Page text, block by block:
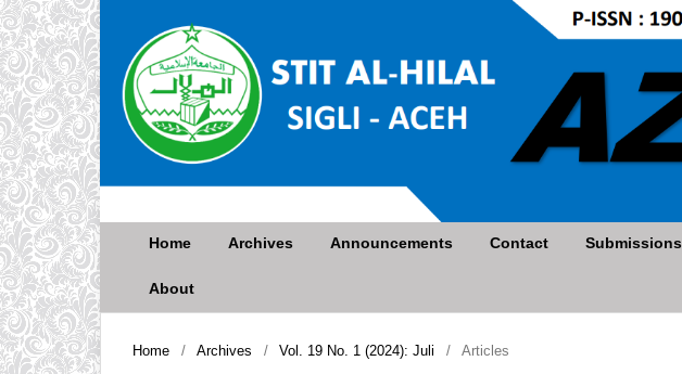
Home Archives Announcements Contact Submissions
About
Home / Archives / Vol. 19 No. 1 (2024): Juli / Articles